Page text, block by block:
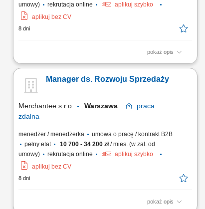
umowy)
rekrutacja online
aplikuj szybko
aplikuj bez CV
8 dni
pokaż opis
Samodzielne wyszukiwanie i selekcja potencjalnych partnerów
pierwszego kontaktu biznesowego z wykorzystaniem telefonu,
poczty e-mail oraz portalu LinkedIn. Kwalifikowanie zapytań
realnych...
Manager ds. Rozwoju Sprzedaży
Merchantee s.r.o. Warszawa
praca
zdalna
menedżer / menedżerka
umowa o pracę / kontrakt B2B
pełny etat
10 700 - 34 200 zł/ mies. (w zal. od
umowy)
rekrutacja online
aplikuj szybko
aplikuj bez CV
8 dni
pokaż opis